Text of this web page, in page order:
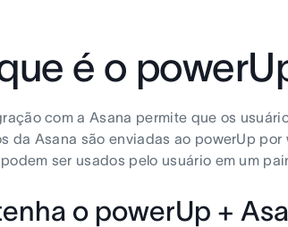
é o
com a Asana permite que os
da Asana são enviadas ao powerUp
ser usados pelo usuário em um
o powerUp +